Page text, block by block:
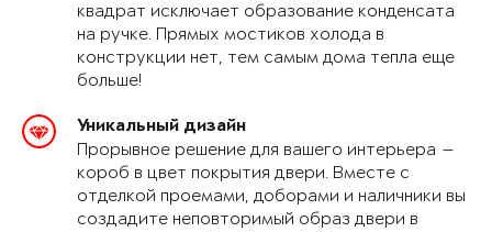
квадрат исключает образование конденсата
на ручке. Прямых мостиков холода в
конструкции нет, тем самым дома тепла еще
больше!
Уникальный дизайн
Прорывное решение для вашего интерьера —
короб в цвет покрытия двери. Вместе с
отделкой проемами, доборами и наличники вы
создадите неповторимый образ двери в